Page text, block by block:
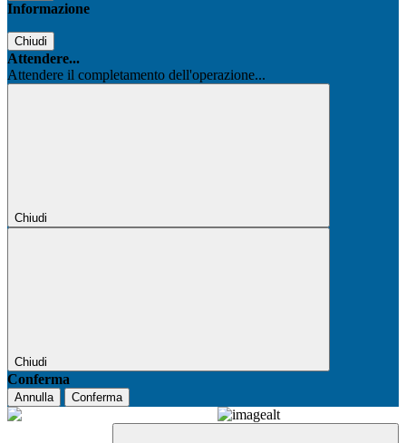
Informazione
Chiudi
Attendere...
Attendere il completamento dell'operazione...
Chiudi
Chiudi
Conferma
Annulla Conferma